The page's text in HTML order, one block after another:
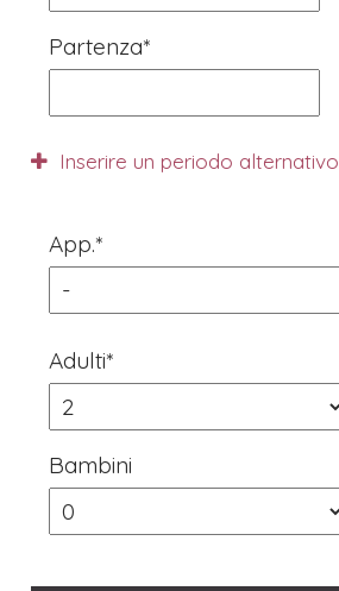
Partenza*
Inserire un periodo alternativo
App.*
Adulti*
Bambini